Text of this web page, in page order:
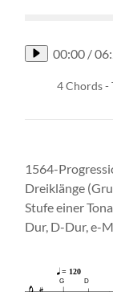
00:00 /
4 Chords -
1564-
Dreiklänge
Stufe einer
Dur, D-Dur, e-
= 120
G D